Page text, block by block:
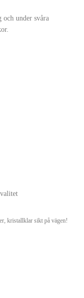
under svåra
kristallklar sikt på vägen!